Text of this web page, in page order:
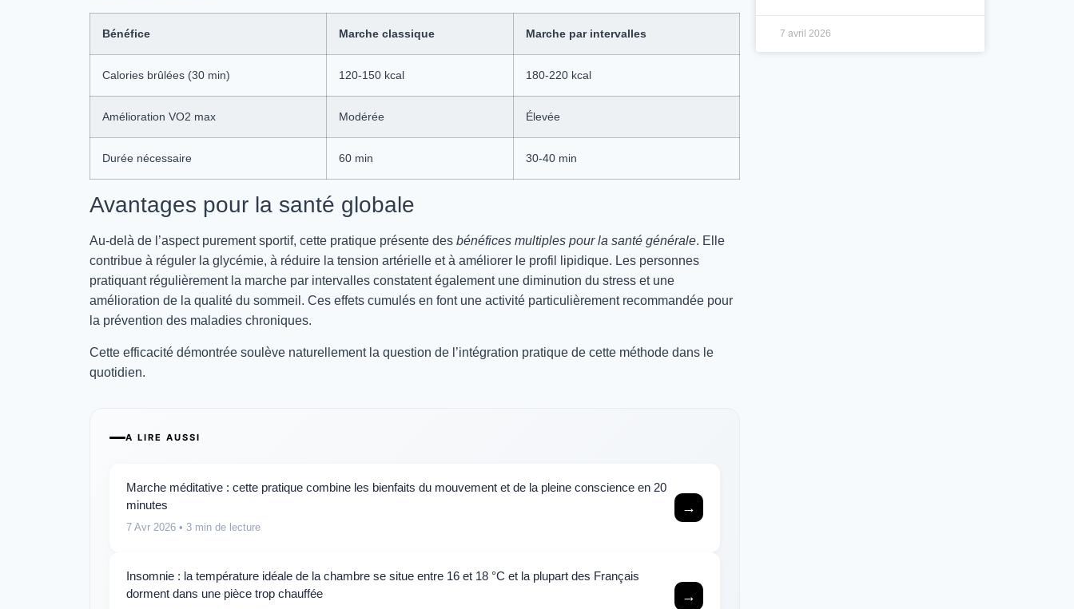
7 avril 2026
Bénéfice Marche classique Marche par intervalles
Calories brûlées (30 min) 120-150 kcal 180-220 kcal
Amélioration VO2 max Modérée Élevée
Durée nécessaire 60 min 30-40 min
Avantages pour la santé globale
Au-delà de l’aspect purement sportif, cette pratique présente des bénéfices multiples pour la santé générale. Elle
contribue à réguler la glycémie, à réduire la tension artérielle et à améliorer le profil lipidique. Les personnes
pratiquant régulièrement la marche par intervalles constatent également une diminution du stress et une
amélioration de la qualité du sommeil. Ces effets cumulés en font une activité particulièrement recommandée pour
la prévention des maladies chroniques.
Cette efficacité démontrée soulève naturellement la question de l’intégration pratique de cette méthode dans le
quotidien.
A LIRE AUSSI
Marche méditative : cette pratique combine les bienfaits du mouvement et de la pleine conscience en 20
minutes
7 Avr 2026 • 3 min de lecture
→
Insomnie : la température idéale de la chambre se situe entre 16 et 18 °C et la plupart des Français
dorment dans une pièce trop chauffée
→